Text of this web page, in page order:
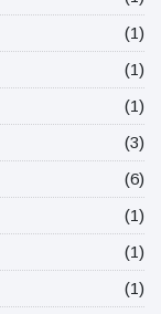
(1)
(1)
(1)
(3)
(6)
(1)
(1)
(1)